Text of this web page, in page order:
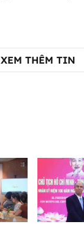
XEM THÊM TIN